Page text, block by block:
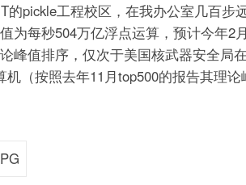
的pickle工程校区，在我办公室几百步
为每秒504万亿浮点运算，预计今年2
峰值排序，仅次于美国核武器安全局
机（按照去年11月top500的报告其理